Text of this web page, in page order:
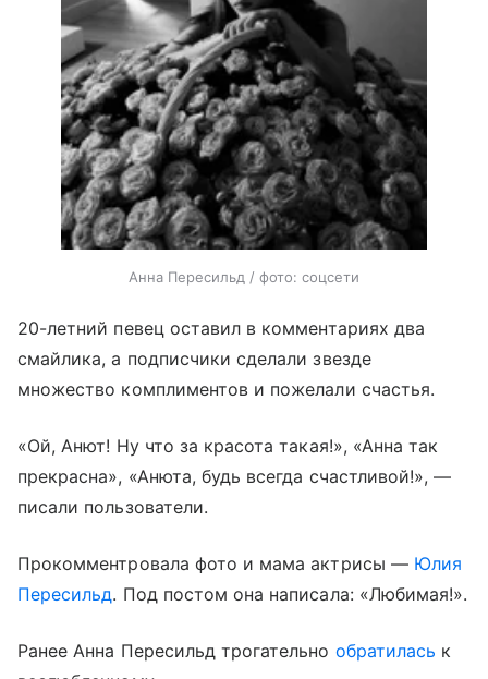
Анна Пересильд / фото: соцсети
20-летний певец оставил в комментариях два
смайлика, а подписчики сделали звезде
множество комплиментов и пожелали счастья.
«Ой, Анют! Ну что за красота такая!», «Анна так
прекрасна», «Анюта, будь всегда счастливой!», —
писали пользователи.
Прокомментровала фото и мама актрисы — Юлия
Пересильд. Под постом она написала: «Любимая!».
Ранее Анна Пересильд трогательно обратилась к